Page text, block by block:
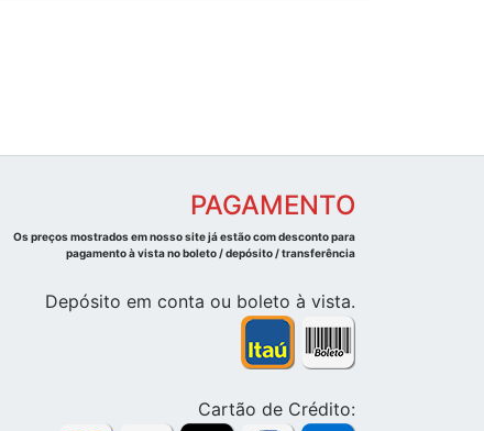
PAGAMENTO
Os preços mostrados em nosso site já estão com desconto para
pagamento à vista no boleto / depósito / transferência
Depósito em conta ou boleto à vista.
Cartão de Crédito: